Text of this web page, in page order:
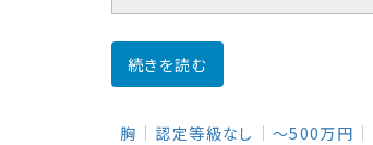
続きを読む
胸 認定等級なし ～500万円